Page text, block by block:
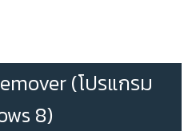
(โปรแกรม
8)